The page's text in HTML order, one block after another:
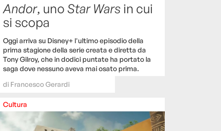
Andor, uno Star Wars in cui
si scopa
Oggi arriva su Disney+ l'ultimo episodio della
prima stagione della serie creata e diretta da
Tony Gilroy, che in dodici puntate ha portato la
saga dove nessuno aveva mai osato prima.
di Francesco Gerardi
Cultura